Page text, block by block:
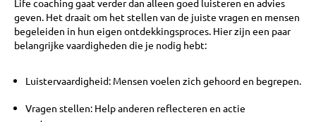
Life coaching gaat verder dan alleen goed luisteren en advies
geven. Het draait om het stellen van de juiste vragen en mensen
begeleiden in hun eigen ontdekkingsproces. Hier zijn een paar
belangrijke vaardigheden die je nodig hebt:
Luistervaardigheid: Mensen voelen zich gehoord en begrepen.
Vragen stellen: Help anderen reflecteren en actie